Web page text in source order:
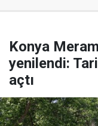
Konya
yenilendi:
açtı